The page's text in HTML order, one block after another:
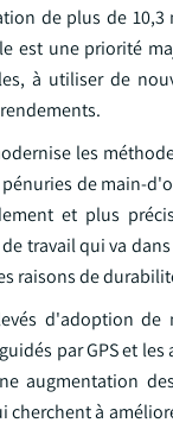
de plus de
est une priorité
à utiliser de
les
de main-
et plus
travail qui va
raisons de
d'adoption
par GPS et
augmentation
à